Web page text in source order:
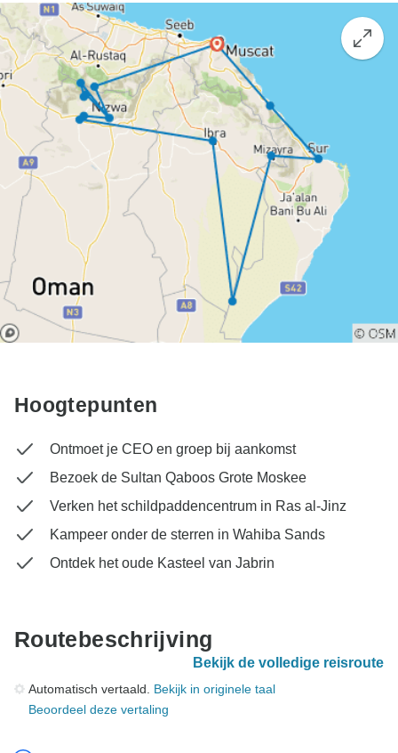
Hoogtepunten
Ontmoet je CEO en groep bij aankomst
Bezoek de Sultan Qaboos Grote Moskee
Verken het schildpaddencentrum in Ras al-Jinz
Kampeer onder de sterren in Wahiba Sands
Ontdek het oude Kasteel van Jabrin
Routebeschrijving
Bekijk de volledige reisroute
Automatisch vertaald. Bekijk in originele taal
Beoordeel deze vertaling